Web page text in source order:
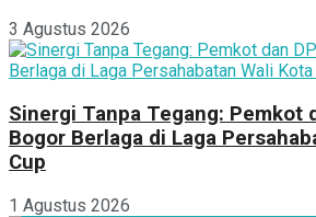
3 Agustus 2026
Sinergi Tanpa Tegang: Pemkot
Bogor Berlaga di Laga
Cup
1 Agustus 2026